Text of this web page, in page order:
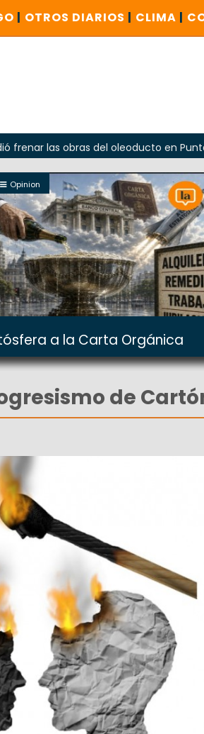
| OTROS DIARIOS | CLIMA |
obras del oleoducto en Punta
Opinion
a la Carta Orgánica
de